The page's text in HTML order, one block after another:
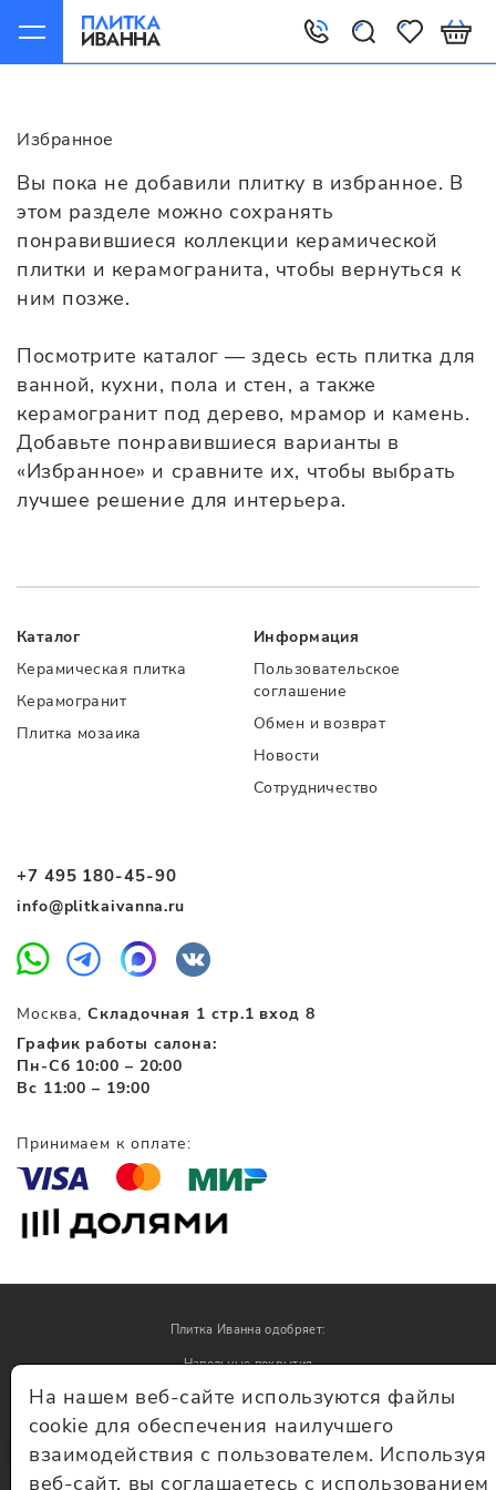
Избранное
Вы пока не добавили плитку в избранное. В
этом разделе можно сохранять
понравившиеся коллекции керамической
плитки и керамогранита, чтобы вернуться к
ним позже.
Посмотрите каталог — здесь есть плитка для
ванной, кухни, пола и стен, а также
керамогранит под дерево, мрамор и камень.
Добавьте понравившиеся варианты в
«Избранное» и сравните их, чтобы выбрать
лучшее решение для интерьера.
+7 495 180-45-90
info@plitkaivanna.ru
Москва,Складочная 1 стр.1 вход 8
График работы салона:
Пн-Сб 10:00 – 20:00
Вс 11:00 – 19:00
Каталог
Керамическая плитка
Керамогранит
Плитка мозаика
Информация
Пользовательское
соглашение
Обмен и возврат
Новости
Сотрудничество
Принимаем к оплате:
© Плитка Иванна 2026 - плитка и керамогранит
Плитка Иванна одобряет:
Напольные покрытия
Обои
На нашем веб-сайте используются файлы
cookie для обеспечения наилучшего
взаимодействия с пользователем. Используя
веб-сайт, вы соглашаетесь с использованием